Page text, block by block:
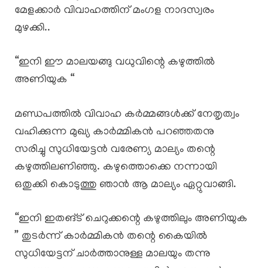
മേളക്കാർ വിവാഹത്തിന് മംഗള നാദസ്വരം
മുഴക്കി..
“ഇനി ഈ മാലയങ്ങു വധുവിന്റെ കഴുത്തിൽ
അണിയുക “
മണ്ഡപത്തിൽ വിവാഹ കർമ്മങ്ങൾക്ക് നേതൃത്വം
വഹിക്കുന്ന മുഖ്യ കാർമ്മികൻ പറഞ്ഞതനു
സരിച്ചു സുധിയേട്ടൻ വരേണ്യ മാല്യം തന്റെ
കഴുത്തിലണിഞ്ഞു. കഴുത്തൊക്കെ നന്നായി
ഒതുക്കി കൊടുത്തു ഞാൻ ആ മാല്യം ഏറ്റുവാങ്ങി.
“ഇനി ഇതങ്ട് ചെറുക്കന്റെ കഴുത്തിലും അണിയുക
” തുടർന്ന് കാർമ്മികൻ തന്റെ കൈയിൽ
സുധിയേട്ടന് ചാർത്താനുള്ള മാലയും തന്നു